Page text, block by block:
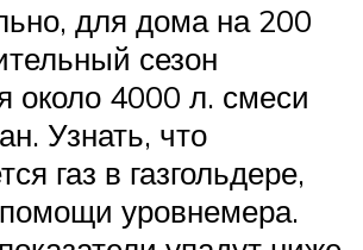
для дома на 200
сезон
около 4000 л. смеси
Узнать, что
газ в газгольдере,
уровнемера.